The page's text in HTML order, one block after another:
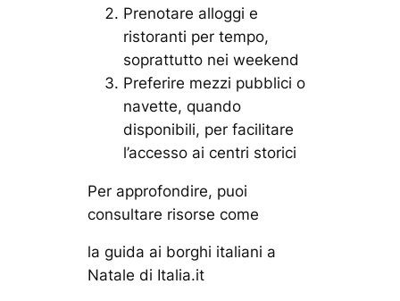
Prenotare alloggi e
ristoranti per tempo,
soprattutto nei weekend
Preferire mezzi pubblici o
navette, quando
disponibili, per facilitare
l’accesso ai centri storici
Per approfondire, puoi
consultare risorse come
la guida ai borghi italiani a
Natale di Italia.it